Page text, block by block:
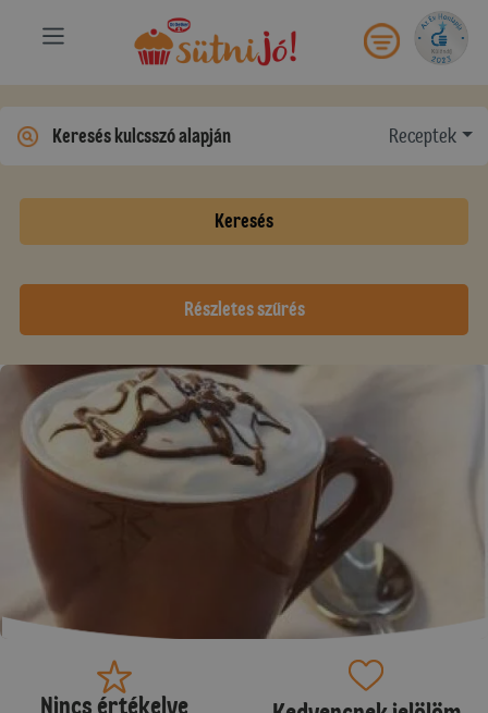
Receptek
Keresés
Részletes szűrés
Nincs értékelve